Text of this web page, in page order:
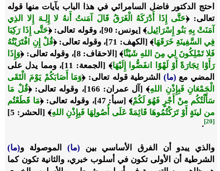
احتج الدكتور فاضل السامرائي في هذا الباب بآيات منها قوله
تعالى: ﴿حَتَّى إِذَا أَدْرَكَهُ الْغَرَقُ قَالَ آمَنتُ أَنهُ لا إِلِـهَ إِلا الذِي
آمَنَتْ بِهِ بَنُو إِسْرَائِيل﴾[يونس: 90]، وقوله تعالى: ﴿حَتَّى إِذَا رَكِبَا
فِي السَّفِينَةِ خَرَقَهَا﴾ [الكهف: 71]، وقوله تعالى: ﴿قُلْ إِنِ افْتَرَيْتُهُ
فَلا تَمْلِكُونَ لِي مِنَ اللهِ شَيْئًا﴾[الاحقاف: 8]، وقوله تعالى: ﴿وَإِذَا
رَأَوْا تِجَارَةً أَوْ لَهْوًا انفَضُّوا إِلَيْهَا﴾
[الجمعة: 11]، ومما يدل على
المضي مع (ما) الشرطية قوله تعالى: ﴿وَمَا أَصَابَكُمْ يَوْمَ الْتَقَى
الْجَمْعَانِ فَبِإِذْنِ اللهِ﴾[آل عمران: 166]، وقوله تعالى: ﴿قُلْ مَا
سَأَلْتُكُم منْ أَجْرٍ فَهُوَ لَكُمْ﴾[سبأ: 47]، وقوله تعالى: ﴿مَا قَطَعْتُم
من لينَةٍ أَوْ تَرَكْتُمُوهَا قَائِمَةً عَلَى أُصُولِهَا فَبِإِذْنِ اللهِ﴾ [الحشر: 5]
[20]
.
والذي يبدو أن الفرق الأساسي بين (ما) الموصولة و(ما)
الشرطية أن الأولى تكون في أسلوب خبري، والثانية تكون كما